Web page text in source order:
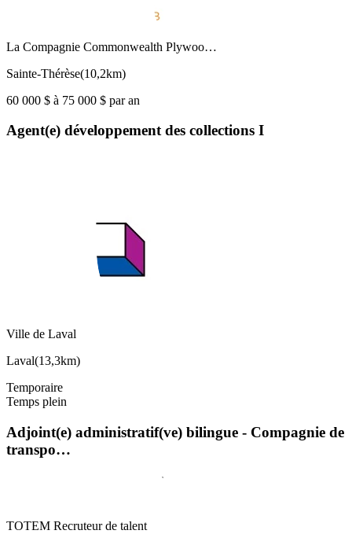
La Compagnie Commonwealth Plywoo…
Sainte-Thérèse(10,2km)
60 000 $ à 75 000 $ par an
Agent(e) développement des collections I
Ville de Laval
Laval(13,3km)
Temporaire
Temps plein
Adjoint(e) administratif(ve) bilingue - Compagnie de
transpo…
TOTEM Recruteur de talent